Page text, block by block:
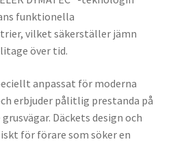
funktionella
vilket säkerställer jämn
över tid.
anpassat för moderna
erbjuder pålitlig prestanda på
Däckets design och
för förare som söker en